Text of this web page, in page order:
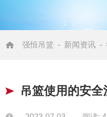
强恒吊篮 - 新闻资讯 -
吊篮使用的安